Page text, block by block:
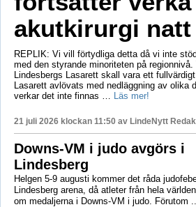
akutkirurgi
REPLIK: Vi vill förtydliga detta då vi inte
med den styrande minoriteten på
Lindesbergs Lasarett skall vara ett
Lasarett avlövats med nedläggning av
verkar det inte finnas …
Läs mer!
21 juli 2026 klockan 11:50 av LindeNytt
Downs-VM i judo avgörs i
Lindesberg
Helgen 5-9 augusti kommer det råda
Lindesberg arena, då atleter från hela
om medaljerna i Downs-VM i judo. Förutom ...